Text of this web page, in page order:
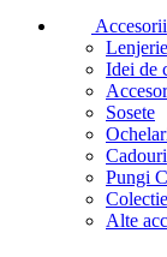
Accesorii
Idei de
Sosete
Cadouri
Pungi
Alte